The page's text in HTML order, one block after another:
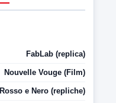
FabLab (replica)
Nouvelle Vouge (Film)
Rosso e Nero (repliche)